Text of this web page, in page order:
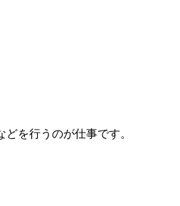
を行うのが仕事です。